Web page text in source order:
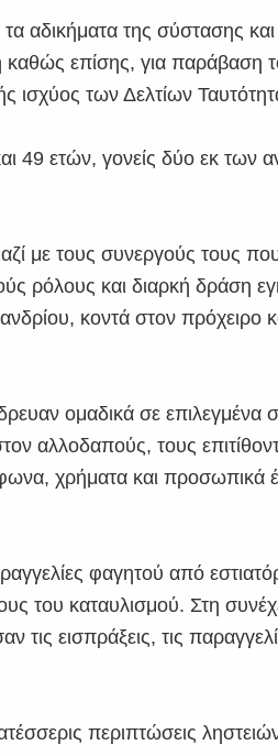
αδικήματα της σύστασης
καθώς επίσης, για παράβαση
ισχύος των Δελτίων
49 ετών, γονείς δύο εκ των
με τους συνεργούς τους που
ρόλους και διαρκή δράση
κοντά στον πρόχειρο
ομαδικά σε επιλεγμένα
αλλοδαπούς, τους
χρήματα και προσωπικά
φαγητού από
του καταυλισμού. Στη
εισπράξεις, τις
περιπτώσεις